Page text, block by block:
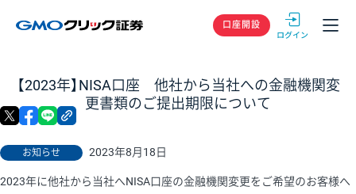
GMOクリック
口座開設
【2023年】NISA口座 他社から当社への金融機関変
更書類のご提出期限について
お知らせ 2023年8月18日
X facebook
2023年に他社から当社へNISA口座の金融機関変更をご希望のお客様へ